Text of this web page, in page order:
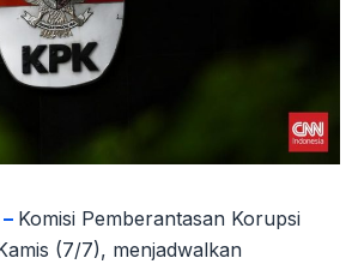
Komisi Pemberantasan Korupsi
(7/7), menjadwalkan